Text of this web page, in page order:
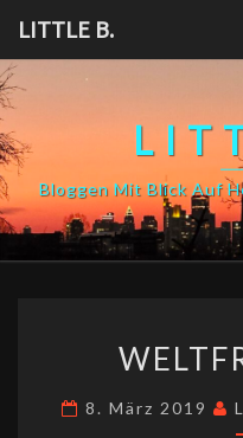
content
LITTLE B.
Bloggen Mit Blick Auf
8. März 2019